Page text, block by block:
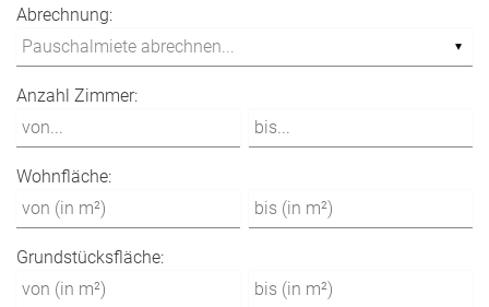
Abrechnung:
Anzahl Zimmer:
Wohnfläche:
Grundstücksfläche: